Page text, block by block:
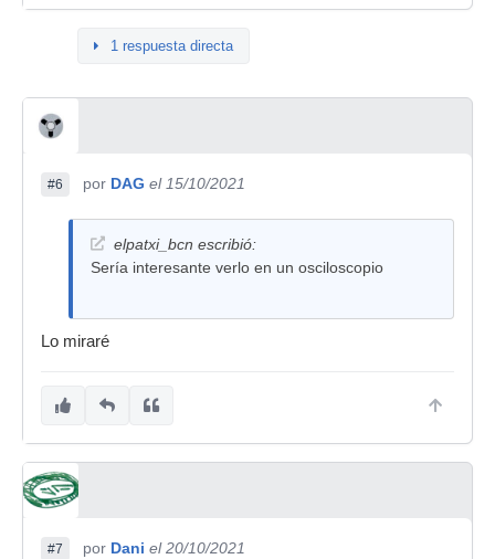
1 respuesta directa
#6 por DAG el 15/10/2021
elpatxi_bcn escribió:
Sería interesante verlo en un osciloscopio
Lo miraré
#7 por Dani el 20/10/2021